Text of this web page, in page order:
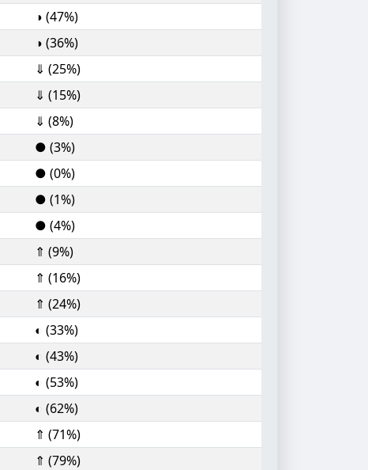
◑ (47%)
◑ (36%)
⇓ (25%)
⇓ (15%)
⇓ (8%)
● (3%)
● (0%)
● (1%)
● (4%)
⇑ (9%)
⇑ (16%)
⇑ (24%)
◐ (33%)
◐ (43%)
◐ (53%)
◐ (62%)
⇑ (71%)
⇑ (79%)